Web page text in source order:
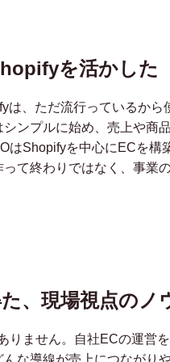
を活かした
は、ただ流行っているから
シンプルに始め、売上や商
はShopifyを中心にECを構
って終わりではなく、事業
、現場視点のノ
りません。自社ECの運営
な導線が売上につながり